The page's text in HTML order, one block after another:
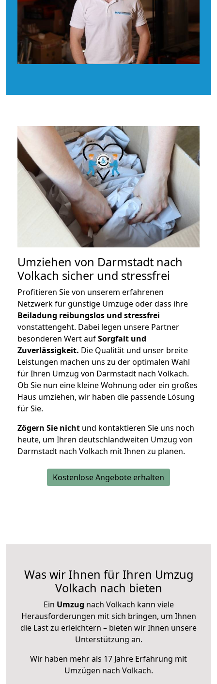
Umziehen von Darmstadt nach
Volkach sicher und stressfrei
Profitieren Sie von unserem erfahrenen
Netzwerk für günstige Umzüge oder dass ihre
Beiladung reibungslos und stressfrei
vonstattengeht. Dabei legen unsere Partner
besonderen Wert aufSorgfalt und
Zuverlässigkeit. Die Qualität und unser breite
Leistungen machen uns zu der optimalen Wahl
für Ihren Umzug von Darmstadt nach Volkach.
Ob Sie nun eine kleine Wohnung oder ein großes
Haus umziehen, wir haben die passende Lösung
für Sie.
Zögern Sie nicht und kontaktieren Sie uns noch
heute, um Ihren deutschlandweiten Umzug von
Darmstadt nach Volkach mit Ihnen zu planen.
Kostenlose Angebote erhalten
Was wir Ihnen für Ihren Umzug
Volkach nach bieten
Ein Umzug nach Volkach kann viele
Herausforderungen mit sich bringen, um Ihnen
die Last zu erleichtern – bieten wir Ihnen unsere
Unterstützung an.
Wir haben mehr als 17 Jahre Erfahrung mit
Umzügen nach Volkach.